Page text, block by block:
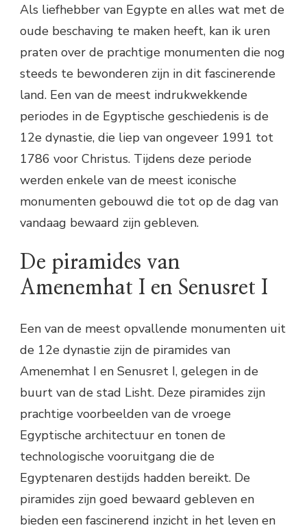
Als liefhebber van Egypte en alles wat met de
oude beschaving te maken heeft, kan ik uren
praten over de prachtige monumenten die nog
steeds te bewonderen zijn in dit fascinerende
land. Een van de meest indrukwekkende
periodes in de Egyptische geschiedenis is de
12e dynastie, die liep van ongeveer 1991 tot
1786 voor Christus. Tijdens deze periode
werden enkele van de meest iconische
monumenten gebouwd die tot op de dag van
vandaag bewaard zijn gebleven.
De piramides van
Amenemhat I en Senusret I
Een van de meest opvallende monumenten uit
de 12e dynastie zijn de piramides van
Amenemhat I en Senusret I, gelegen in de
buurt van de stad Lisht. Deze piramides zijn
prachtige voorbeelden van de vroege
Egyptische architectuur en tonen de
technologische vooruitgang die de
Egyptenaren destijds hadden bereikt. De
piramides zijn goed bewaard gebleven en
bieden een fascinerend inzicht in het leven en